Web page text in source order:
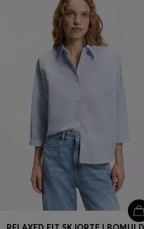
Log ind / registrer
Favorit (Varer)
FAQ & Hjælp
Find butik
Sprog (
DK DKK